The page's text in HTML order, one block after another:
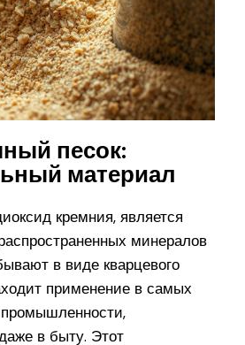
песок:
материал
кремния, является
минералов
в виде кварцевого
применение в самых
в быту. Этот